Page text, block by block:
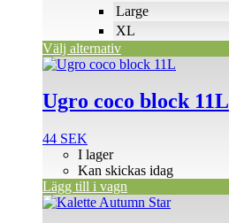
Large
XL
Välj alternativ
produktsidan
Ugro coco block 11L
44 SEK
I lager
Kan skickas idag
Lägg till i vagn